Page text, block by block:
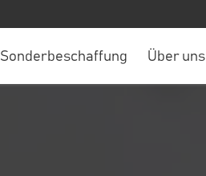
Sonderbeschaffung Über uns